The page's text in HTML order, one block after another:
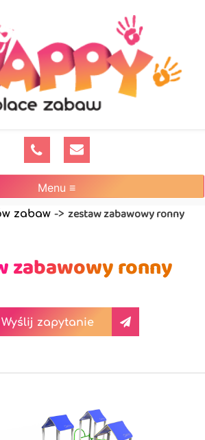
Menu ≡
zabaw -> zestaw zabawowy ronny
zabawowy ronny
Wyślij zapytanie